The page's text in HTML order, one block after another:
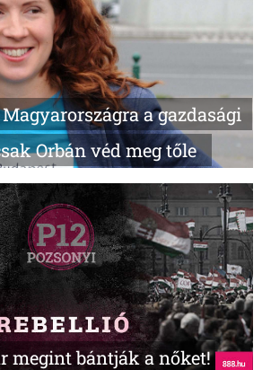
a gazdasági
Orbán véd meg tőle
megint bántják a nőket!